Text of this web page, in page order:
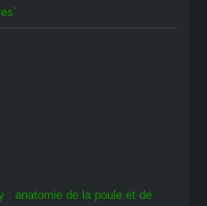
: anatomie de la poule et de